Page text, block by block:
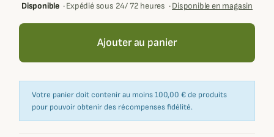
Disponible·Expédié sous 24/ 72 heures ·Disponible en magasin
Ajouter au panier
Votre panier doit contenir au moins 100,00 € de produits
pour pouvoir obtenir des récompenses fidélité.